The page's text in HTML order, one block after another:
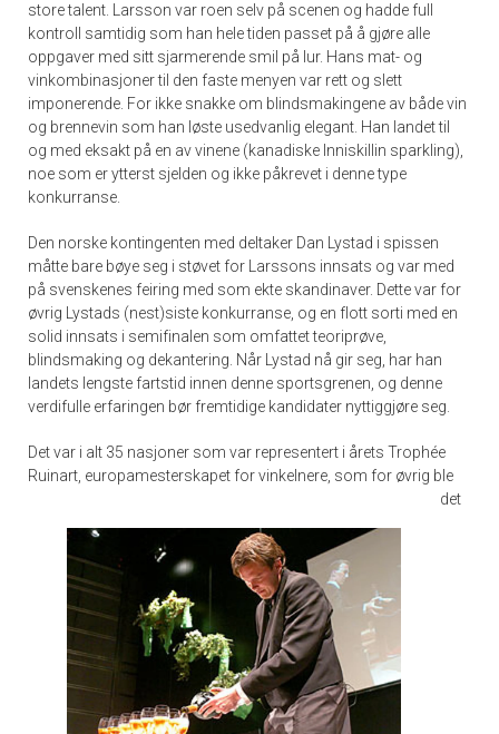
store talent. Larsson var roen selv på scenen og hadde full
kontroll samtidig som han hele tiden passet på å gjøre alle
oppgaver med sitt sjarmerende smil på lur. Hans mat- og
vinkombinasjoner til den faste menyen var rett og slett
imponerende. For ikke snakke om blindsmakingene av både vin
og brennevin som han løste usedvanlig elegant. Han landet til
og med eksakt på en av vinene (kanadiske Inniskillin sparkling),
noe som er ytterst sjelden og ikke påkrevet i denne type
konkurranse.
Den norske kontingenten med deltaker Dan Lystad i spissen
måtte bare bøye seg i støvet for Larssons innsats og var med
på svenskenes feiring med som ekte skandinaver. Dette var for
øvrig Lystads (nest)siste konkurranse, og en flott sorti med en
solid innsats i semifinalen som omfattet teoriprøve,
blindsmaking og dekantering. Når Lystad nå gir seg, har han
landets lengste fartstid innen denne sportsgrenen, og denne
verdifulle erfaringen bør fremtidige kandidater nyttiggjøre seg.
Det var i alt 35 nasjoner som var representert i årets Trophée
Ruinart, europamesterskapet for vinkelnere, som for øvrig ble
det